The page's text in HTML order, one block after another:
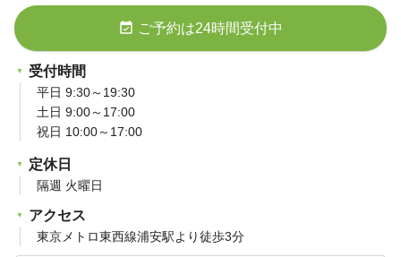
event_available ご予約は24時間受付中
受付時間
平日 9:30～19:30
土日 9:00～17:00
祝日 10:00～17:00
定休日
隔週 火曜日
アクセス
東京メトロ東西線浦安駅より徒歩3分